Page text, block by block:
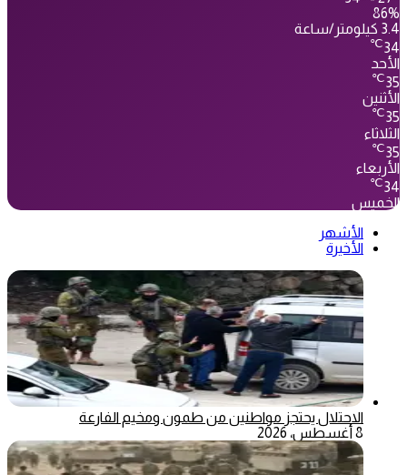
86%
3.4 كيلومتر/ساعة
34
℃
الأحد
35
℃
الأثنين
35
℃
الثلاثاء
35
℃
الأربعاء
34
℃
الخميس
الأشهر
الأخيرة
الاحتلال يحتجز مواطنين من طمون ومخيم الفارعة
8 أغسطس، 2026